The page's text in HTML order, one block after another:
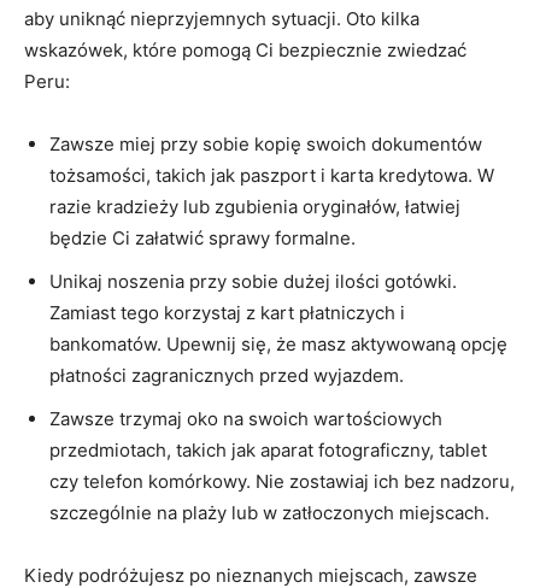
aby uniknąć ‌nieprzyjemnych sytuacji. Oto kilka
‍wskazówek, które pomogą Ci bezpiecznie zwiedzać
Peru:
Zawsze miej⁤ przy sobie⁣ kopię swoich dokumentów
tożsamości, ​takich jak paszport i karta kredytowa. W
razie kradzieży lub zgubienia oryginałów, łatwiej
będzie Ci ⁢załatwić sprawy formalne.
Unikaj noszenia przy sobie dużej ilości ⁤gotówki.
Zamiast tego korzystaj z kart płatniczych i
bankomatów. Upewnij ‍się, że masz aktywowaną opcję
płatności zagranicznych przed wyjazdem.
Zawsze trzymaj oko ⁤na swoich⁢ wartościowych
przedmiotach, takich jak aparat fotograficzny, tablet
czy telefon komórkowy. Nie zostawiaj ich bez nadzoru,
szczególnie na plaży‍ lub w zatłoczonych miejscach.
Kiedy podróżujesz ⁣po nieznanych miejscach,⁢ zawsze